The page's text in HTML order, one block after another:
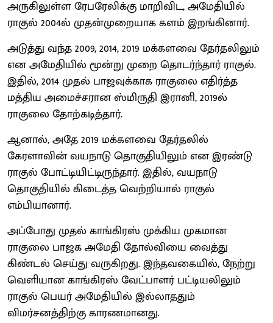
அருகிலுள்ள ரேபரேலிக்கு மாறிவிட, அமேதியில்
ராகுல் 2004ல் முதன்முறையாக களம் இறங்கினார்.
அடுத்து வந்த 2009, 2014, 2019 மக்களவை தேர்தலிலும்
என அமேதியில் மூன்று முறை தொடர்ந்தார் ராகுல்.
இதில், 2014 முதல் பாஜவுக்காக ராகுலை எதிர்த்த
மத்திய அமைச்சரான ஸ்மிருதி இரானி, 2019ல்
ராகுலை தோற்கடித்தார்.
ஆனால், அதே 2019 மக்களவை தேர்தலில்
கேரளாவின் வயநாடு தொகுதியிலும் என இரண்டு
ராகுல் போட்டியிட்டிருந்தார். இதில், வயநாடு
தொகுதியில் கிடைத்த வெற்றியால் ராகுல்
எம்பியானார்.
அப்போது முதல் காங்கிரஸ் முக்கிய முகமான
ராகுலை பாஜக அமேதி தோல்வியை வைத்து
கிண்டல் செய்து வருகிறது. இந்தவகையில், நேற்று
வெளியான காங்கிரஸ் வேட்பாளர் பட்டியலிலும்
ராகுல் பெயர் அமேதியில் இல்லாததும்
விமர்சனத்திற்கு காரணமானது.